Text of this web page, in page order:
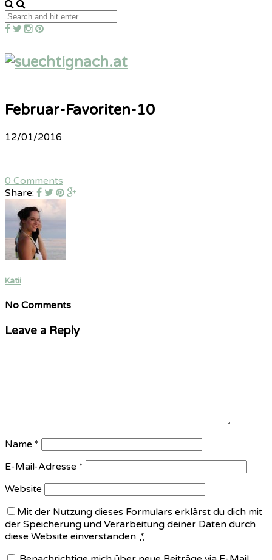
Februar-Favoriten-10
12/01/2016
0 Comments
Share:
Katii
No Comments
Leave a Reply
Name *
E-Mail-Adresse *
Website
Mit der Nutzung dieses Formulars erklärst du dich mit
der Speicherung und Verarbeitung deiner Daten durch
diese Website einverstanden. *